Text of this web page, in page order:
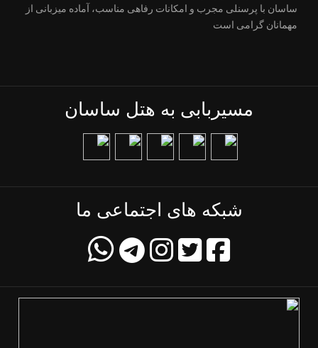
ساسان با پرسنلی مجرب و امکانات رفاهی مناسب، آماده میزبانی از
مهمانان گرامی است
مسیربابی به هتل ساسان
شبکه های اجتماعی ما